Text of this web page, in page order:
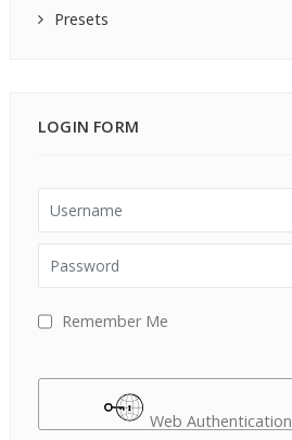
Presets
LOGIN FORM
Remember Me
Web Authentication